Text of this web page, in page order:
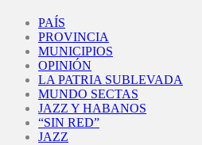
PAÍS
PROVINCIA
MUNICIPIOS
OPINIÓN
LA PATRIA SUBLEVADA
MUNDO SECTAS
JAZZ Y HABANOS
“SIN RED”
JAZZ